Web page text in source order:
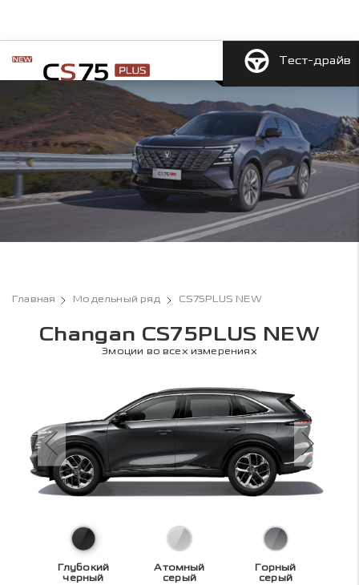
Тест-драйв
Главная Модельный ряд CS75PLUS NEW
Changan CS75PLUS NEW
Эмоции во всех измерениях
Глубокий
черный
Атомный
серый
Горный
серый